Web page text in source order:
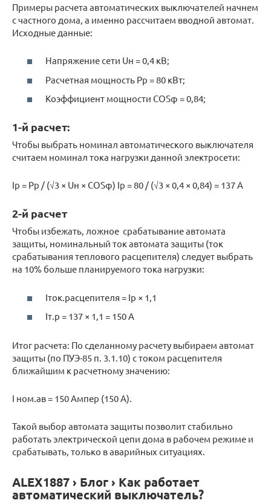
Примеры расчета автоматических выключателей начнем
с частного дома, а именно рассчитаем вводной автомат.
Исходные данные:
Напряжение сети Uн = 0,4 кВ;
Расчетная мощность Рр = 80 кВт;
Коэффициент мощности COSφ = 0,84;
1-й расчет:
Чтобы выбрать номинал автоматического выключателя
считаем номинал тока нагрузки данной электросети:
Iр = Рр / (√3 × Uн × COSφ) Iр = 80 / (√3 × 0,4 × 0,84) = 137 А
2-й расчет
Чтобы избежать, ложное срабатывание автомата
защиты, номинальный ток автомата защиты (ток
срабатывания теплового расцепителя) следует выбрать
на 10% больше планируемого тока нагрузки:
Iток.расцепителя = Iр × 1,1
Iт.р = 137 × 1,1 = 150 А
Итог расчета: По сделанному расчету выбираем автомат
защиты (по ПУЭ-85 п. 3.1.10) с током расцепителя
ближайшим к расчетному значению:
I ном.ав = 150 Ампер (150 А).
Такой выбор автомата защиты позволит стабильно
работать электрической цепи дома в рабочем режиме и
срабатывать, только в аварийных ситуациях.
ALEX1887 › Блог › Как работает
автоматический выключатель?